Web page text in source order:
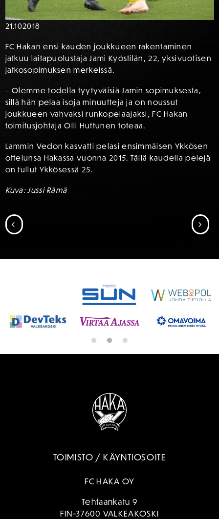
21.102018
FC Hakan ensi kauden joukkueen rakentaminen
jatkuu laitapuolustaja Jami Kyöstilän, 22, yksivuotisen
jatkosopimuksen merkeissä.
– Olemme todella tyytyväisiä Jamin sopimuksesta,
sillä hän pelaa isoja minuutteja ja on noussut
joukkueen vahvaksi runkopelaajaksi, FC Hakan
toimitusjohtaja Olli Huttunen toteaa.
Lammin Vedon kasvatti pelasi ensimmäisen Ykkösen
ottelunsa Hakassa vuonna 2015. Tällä kaudella pelejä
on tullut Ykkösessä 25.
Kuva: Jussi Rämä
SIIRRY EDELLISEEN
TOIMISTO / KÄYNTIOSOITE
FC HAKA OY
Tehtaankatu 9
FIN-37600 VALKEAKOSKI